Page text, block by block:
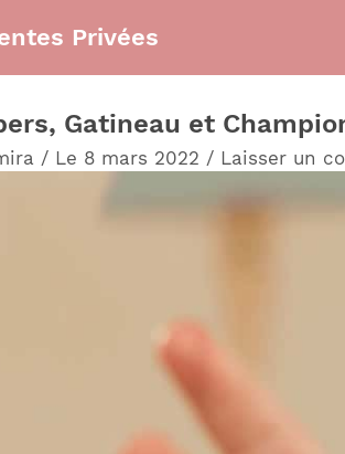
Privées
Gatineau et
/ Le 8 mars 2022 / Laisser un